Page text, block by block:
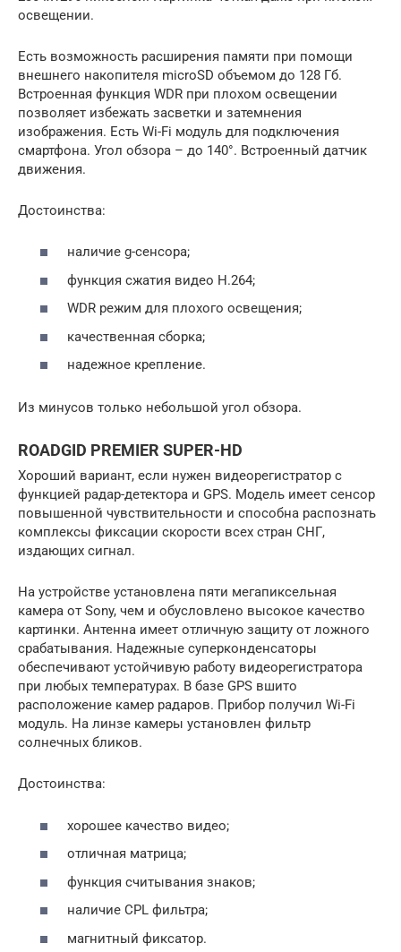
освещении.
Есть возможность расширения памяти при помощи
внешнего накопителя microSD объемом до 128 Гб.
Встроенная функция WDR при плохом освещении
позволяет избежать засветки и затемнения
изображения. Есть Wi-Fi модуль для подключения
смартфона. Угол обзора – до 140°. Встроенный датчик
движения.
Достоинства:
наличие g-сенсора;
функция сжатия видео Н.264;
WDR режим для плохого освещения;
качественная сборка;
надежное крепление.
Из минусов только небольшой угол обзора.
ROADGID PREMIER SUPER-HD
Хороший вариант, если нужен видеорегистратор с
функцией радар-детектора и GPS. Модель имеет сенсор
повышенной чувствительности и способна распознать
комплексы фиксации скорости всех стран СНГ,
издающих сигнал.
На устройстве установлена пяти мегапиксельная
камера от Sony, чем и обусловлено высокое качество
картинки. Антенна имеет отличную защиту от ложного
срабатывания. Надежные суперконденсаторы
обеспечивают устойчивую работу видеорегистратора
при любых температурах. В базе GPS вшито
расположение камер радаров. Прибор получил Wi-Fi
модуль. На линзе камеры установлен фильтр
солнечных бликов.
Достоинства:
хорошее качество видео;
отличная матрица;
функция считывания знаков;
наличие CPL фильтра;
магнитный фиксатор.